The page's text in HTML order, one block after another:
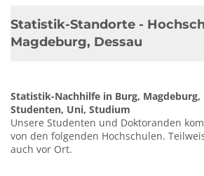
Statistik-Standorte -
Magdeburg, Dessau
Statistik-Nachhilfe in Burg, Magdeburg,
Studenten, Uni, Studium
Unsere Studenten und Doktoranden
von den folgenden Hochschulen.
auch vor Ort.